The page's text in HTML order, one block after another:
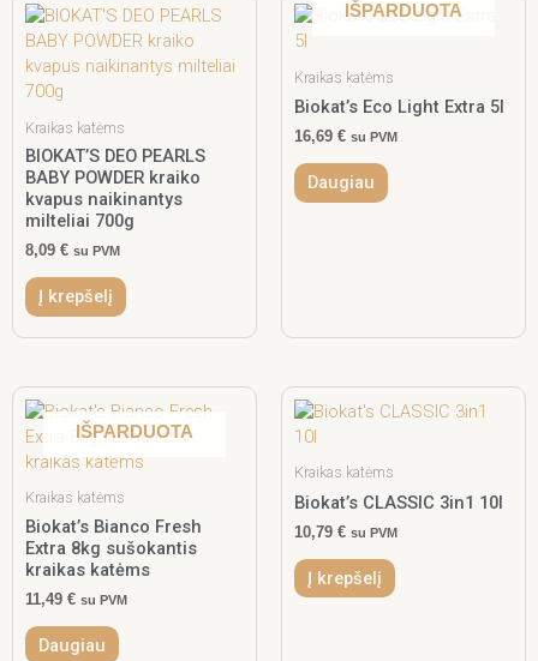
Kraikas katėms
BIOKAT’S DEO PEARLS
BABY POWDER kraiko
kvapus naikinantys
milteliai 700g
8,09 € su PVM
Į krepšelį
IŠPARDUOTA
Kraikas katėms
Biokat’s Eco Light Extra 5l
16,69 € su PVM
Daugiau
IŠPARDUOTA
Kraikas katėms
Biokat’s Bianco Fresh
Extra 8kg sušokantis
kraikas katėms
11,49 € su PVM
Daugiau
Kraikas katėms
Biokat’s CLASSIC 3in1 10l
10,79 € su PVM
Į krepšelį